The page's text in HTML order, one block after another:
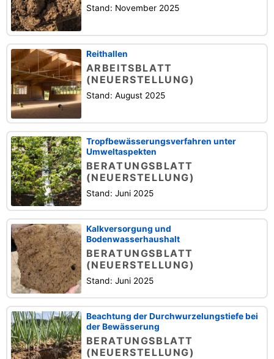
Stand: November 2025
Reithallen
ARBEITSBLATT
(NEUERSTELLUNG)
Stand: August 2025
Tropfbewässerungsverfahren unter
Umweltaspekten
BERATUNGSBLATT
(NEUERSTELLUNG)
Stand: Juni 2025
Kalkversorgung und
Bodenwasserhaushalt
BERATUNGSBLATT
(NEUERSTELLUNG)
Stand: Juni 2025
Beachtung der Durchwurzelungstiefe bei
der Bewässerung
BERATUNGSBLATT
(NEUERSTELLUNG)